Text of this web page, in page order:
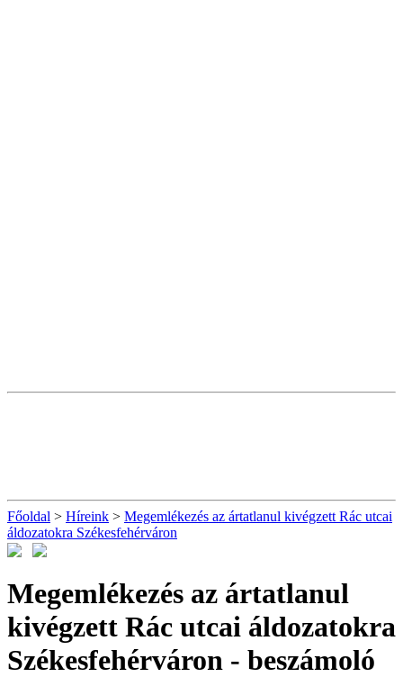
Főoldal > Híreink > Megemlékezés az ártatlanul kivégzett Rác utcai
áldozatokra Székesfehérváron
Megemlékezés az ártatlanul
kivégzett Rác utcai áldozatokra
Székesfehérváron - beszámoló